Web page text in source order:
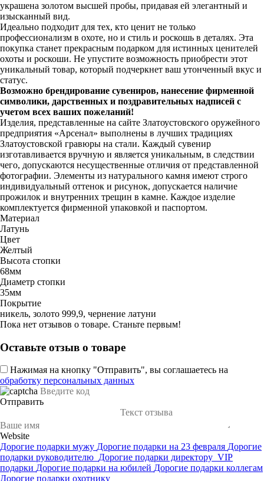
украшена золотом высшей пробы, придавая ей элегантный и
изысканный вид.
Идеально подходит для тех, кто ценит не только
профессионализм в охоте, но и стиль и роскошь в деталях. Эта
покупка станет прекрасным подарком для истинных ценителей
охоты и роскоши. Не упустите возможность приобрести этот
уникальный товар, который подчеркнет ваш утонченный вкус и
статус.
Возможно брендирование сувениров, нанесение фирменной
символики, дарственных и поздравительных надписей с
учетом всех ваших пожеланий!
Изделия, представленные на сайте Златоустовского оружейного
предприятия «Арсенал» выполнены в лучших традициях
Златоустовской гравюры на стали. Каждый сувенир
изготавливается вручную и является уникальным, в следствии
чего, допускаются несущественные отличия от представленной
фотографии. Элементы из натурального камня имеют строго
индивидуальный оттенок и рисунок, допускается наличие
прожилок и внутренних трещин в камне. Каждое изделие
комплектуется фирменной упаковкой и паспортом.
Материал
Латунь
Цвет
Желтый
Высота стопки
68мм
Диаметр стопки
35мм
Покрытие
никель, золото 999,9, чернение латуни
Пока нет отзывов о товаре. Станьте первым!
Оставьте отзыв о товаре
Нажимая на кнопку "Отправить", вы соглашаетесь на
обработку персональных данных
Отправить
Website
Дорогие подарки мужу Дорогие подарки на 23 февраля Дорогие
подарки руководителю Дорогие подарки директору VIP
подарки Дорогие подарки на юбилей Дорогие подарки коллегам
Дорогие подарки охотнику